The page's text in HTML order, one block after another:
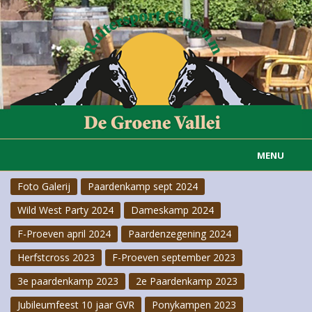
MENU
Home
Informatie
Actueel
Rijvereniging
Foto Galerij
Paardenkamp sept 2024
Wild West Party 2024
Dameskamp 2024
F-Proeven april 2024
Paardenzegening 2024
Herfstcross 2023
F-Proeven september 2023
3e paardenkamp 2023
2e Paardenkamp 2023
Jubileumfeest 10 jaar GVR
Ponykampen 2023